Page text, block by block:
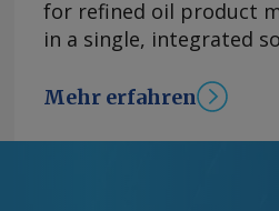
Oberrheingebiet
bevor
Tiefststand wurde
for refined oil product
in a single, integrated
Mehr erfahren